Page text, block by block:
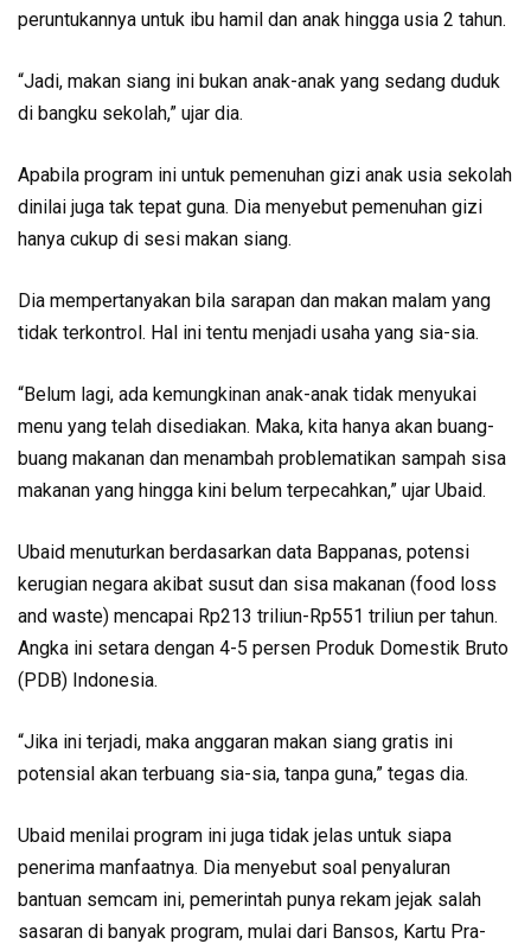
peruntukannya untuk ibu hamil dan anak hingga usia 2 tahun.
“Jadi, makan siang ini bukan anak-anak yang sedang duduk
di bangku sekolah,” ujar dia.
Apabila program ini untuk pemenuhan gizi anak usia sekolah
dinilai juga tak tepat guna. Dia menyebut pemenuhan gizi
hanya cukup di sesi makan siang.
Dia mempertanyakan bila sarapan dan makan malam yang
tidak terkontrol. Hal ini tentu menjadi usaha yang sia-sia.
“Belum lagi, ada kemungkinan anak-anak tidak menyukai
menu yang telah disediakan. Maka, kita hanya akan buang-
buang makanan dan menambah problematikan sampah sisa
makanan yang hingga kini belum terpecahkan,” ujar Ubaid.
Ubaid menuturkan berdasarkan data Bappanas, potensi
kerugian negara akibat susut dan sisa makanan (food loss
and waste) mencapai Rp213 triliun-Rp551 triliun per tahun.
Angka ini setara dengan 4-5 persen Produk Domestik Bruto
(PDB) Indonesia.
“Jika ini terjadi, maka anggaran makan siang gratis ini
potensial akan terbuang sia-sia, tanpa guna,” tegas dia.
Ubaid menilai program ini juga tidak jelas untuk siapa
penerima manfaatnya. Dia menyebut soal penyaluran
bantuan semcam ini, pemerintah punya rekam jejak salah
sasaran di banyak program, mulai dari Bansos, Kartu Pra-